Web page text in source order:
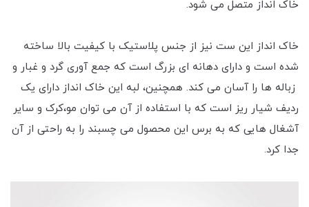
خاک انداز متصل می شود.
خاک انداز این ست نیز از جنس پلاستیک با کیفیت بالا ساخته
شده است و دارای دهانه ای بزرگ است که جمع آوری گرد و غبار و
زباله ها را آسان می کند. همچنین، لبه این خاک انداز دارای یک
ردیف شیار ریز است که با استفاده از آن می توان مو،کرک و سایر
آشغال هایی که به برس این محصول می چسبند را به راحتی از آن
جدا کرد.